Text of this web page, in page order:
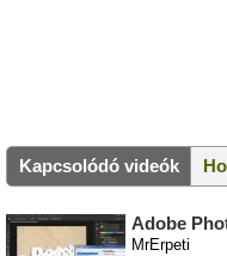
Kapcsolódó videók
Adobe
MrErpeti